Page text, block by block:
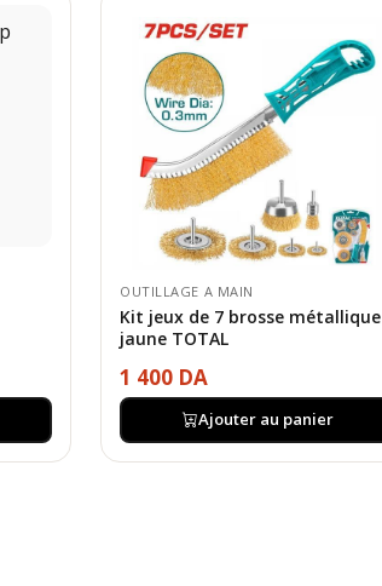
OUTILLAGE A MAIN
Kit jeux de 7 brosse métallique
jaune TOTAL
1 400 DA
Ajouter au panier